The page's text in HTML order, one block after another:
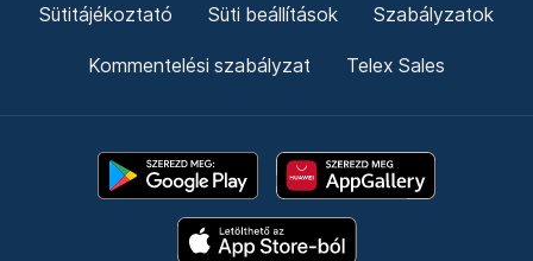
Sütitájékoztató Süti beállítások Szabályzatok
Kommentelési szabályzat Telex Sales